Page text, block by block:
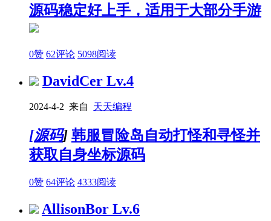
源码稳定好上手，适用于大部分手游
0赞 62评论 5098阅读
DavidCer Lv.4
2024-4-2 来自 天天编程
[源码] 韩服冒险岛自动打怪和寻怪并
获取自身坐标源码
0赞 64评论 4333阅读
AllisonBor Lv.6